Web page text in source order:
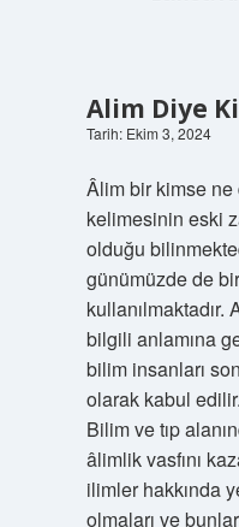
Alim Diye
Tarih: Ekim 3, 2024
Âlim bir kimse
kelimesinin eski
olduğu
günümüzde de
bilgili anlamına
bilim insanları
olarak kabul
Bilim ve tıp
âlimlik vasfını
ilimler hakkında
olmaları ve